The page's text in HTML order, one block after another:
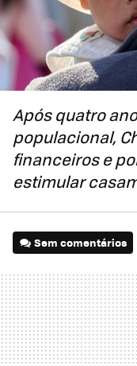
Após quatro
populacional,
financeiros e
estimular
Sem comentários